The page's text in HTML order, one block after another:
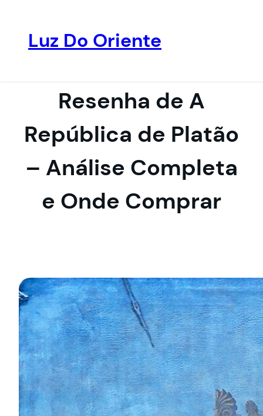
Luz Do Oriente
Resenha de A
República de Platão
– Análise Completa
e Onde Comprar